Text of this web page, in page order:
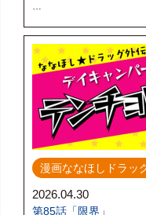
…
漫画ななほしドラッ
2026.04.30
第85話「限界」